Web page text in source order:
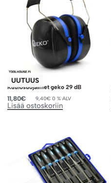
UUTUUS
Kuulosuojaimet geko 29 dB
11,80€ 9,40€ 0 % ALV
Lisää ostoskoriin